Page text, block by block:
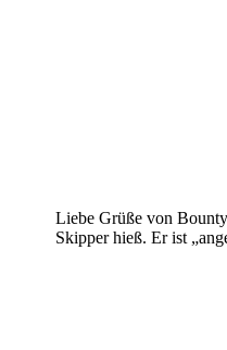
Liebe Grüße von
Skipper hieß. Er ist